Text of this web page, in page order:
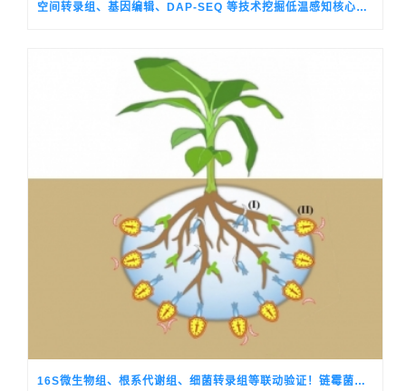
空间转录组、基因编辑、DAP-SEQ 等技术挖掘低温感知核心调控基因，破解观赏菊季节性生长转换的关键机制
16S微生物组、根系代谢组、细菌转录组等联动验证！链霉菌释放倍半萜VOC驱动香蕉分泌10-HCA组装抗病芽孢菌群